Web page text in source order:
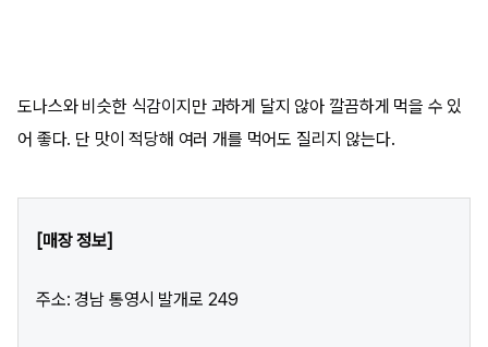
도나스와 비슷한 식감이지만 과하게 달지 않아 깔끔하게 먹을 수 있
어 좋다. 단 맛이 적당해 여러 개를 먹어도 질리지 않는다.
[매장 정보]
주소: 경남 통영시 발개로 249